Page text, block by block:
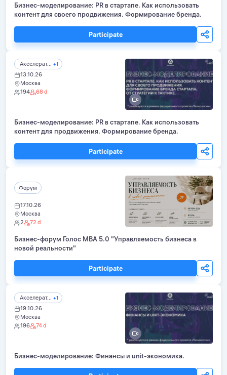
Бизнес-моделирование: PR в стартапе. Как использовать
контент для своего продвижения. Формирование бренда.
Participate
Акселерат... +1
13.10.26
Москва
194
68 d
Бизнес-моделирование: PR в стартапе. Как использовать
контент для продвижения. Формирование бренда.
Participate
Форум
17.10.26
Москва
2
72 d
Бизнес-форум Голос МВА 5.0 "Управляемость бизнеса в
новой реальности"
Participate
Акселерат... +1
19.10.26
Москва
196
74 d
Бизнес-моделирование: Финансы и unit-экономика.